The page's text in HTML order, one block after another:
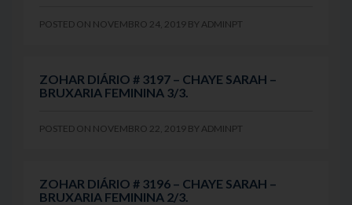
POSTED ON NOVEMBRO 24, 2019 BY ADMINPT
ZOHAR DIÁRIO # 3197 – CHAYE SARAH –
BRUXARIA FEMININA 3/3.
POSTED ON NOVEMBRO 22, 2019 BY ADMINPT
ZOHAR DIÁRIO # 3196 – CHAYE SARAH –
BRUXARIA FEMININA 2/3.